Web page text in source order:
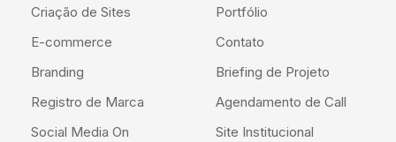
Criação de Sites
E-commerce
Branding
Registro de Marca
Social Media On
Portfólio
Contato
Briefing de Projeto
Agendamento de Call
Site Institucional